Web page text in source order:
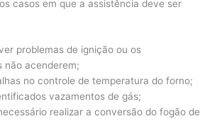
casos em que a assistência deve ser
problemas de ignição ou os
não acenderem;
no controle de temperatura do forno;
vazamentos de gás;
realizar a conversão do fogão de